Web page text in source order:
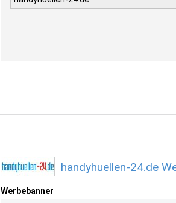
handyhuellen-24.de
Werbebanner